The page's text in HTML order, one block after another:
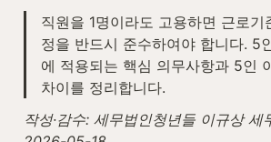
직원을 1명이라도 고용하면 근로기
정을 반드시 준수하여야 합니다. 5
에 적용되는 핵심 의무사항과 5인
차이를 정리합니다.
작성·감수: 세무법인청년들 이규상 세